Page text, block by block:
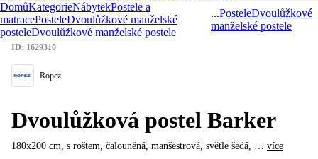
DomůKategorieNábytekPostele a
matracePosteleDvoulůžkové manželské
posteleDvoulůžkové manželské postele
...PosteleDvoulůžkové
manželské postele
ID: 1629310
Ropez
Dvoulůžková postel Barker
180x200 cm, s roštem, čalouněná, manšestrová, světle šedá, … více